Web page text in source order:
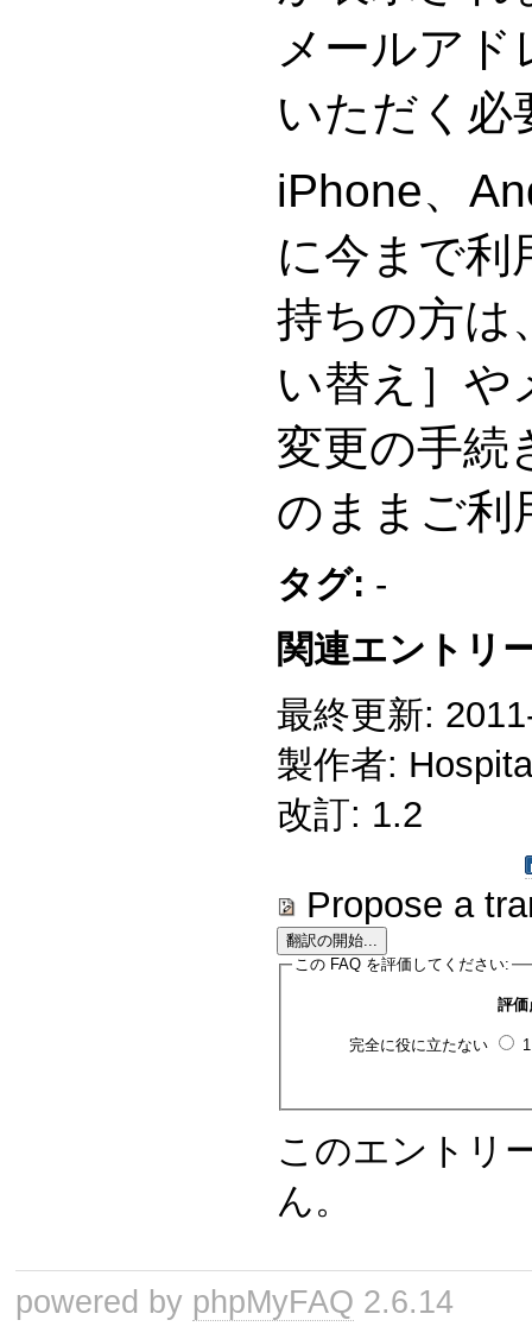
メールア
いただく必
iPhone、
に今まで利
持ちの方は
い替え］や
変更の手続
のままご利
タグ: -
関連エントリ
最終更新:
製作者:
改訂: 1.2
Propose a
この FAQ を評価してください:
評価
完全に役に立たない
このエントリ
ん。
powered by phpMyFAQ 2.6.14